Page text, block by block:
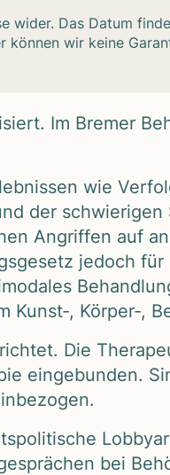
wider. Das Datum
wir keine
Im Bre­mer
wie
der
Angrif­fen auf
jedoch
Körper‑,
Die
ein­ge­bun­den.
bei